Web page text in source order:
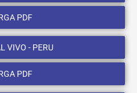
PDF
VIVO - PERU
PDF